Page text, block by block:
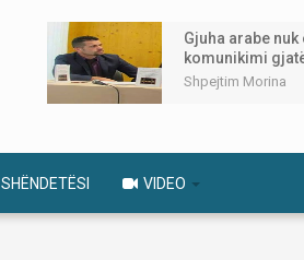
Gjuha arabe
komunikimi
Shpejtim Morina
SHËNDETËSI VIDEO